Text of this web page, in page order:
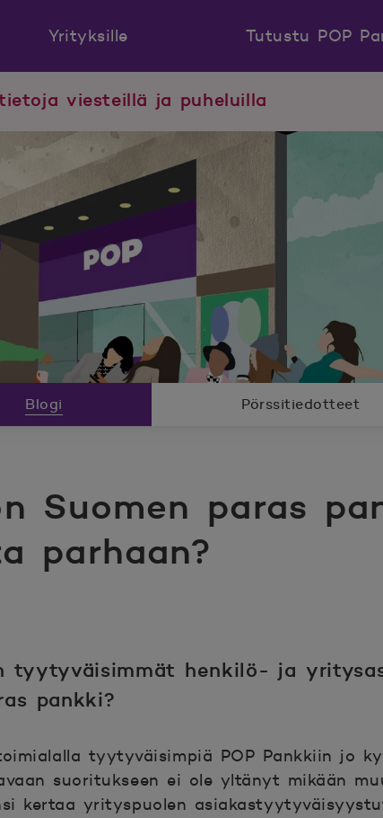
Yrityksille
Tutustu POP
viesteillä ja puheluilla
Suomen paras
parhaan?
Blogi Pörssitiedotteet
tyytyväisimmät henkilö- ja
pankki?
tyytyväisimpiä POP Pankkiin jo
suoritukseen ei ole yltänyt mikään
kertaa yrityspuolen